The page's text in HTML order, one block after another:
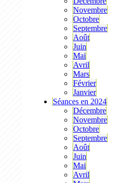
Novembre
Octobre
Septembre
Août
Juin
Mai
Avril
Mars
Février
Janvier
Séances en 2024
Décembre
Novembre
Octobre
Septembre
Août
Juin
Mai
Avril